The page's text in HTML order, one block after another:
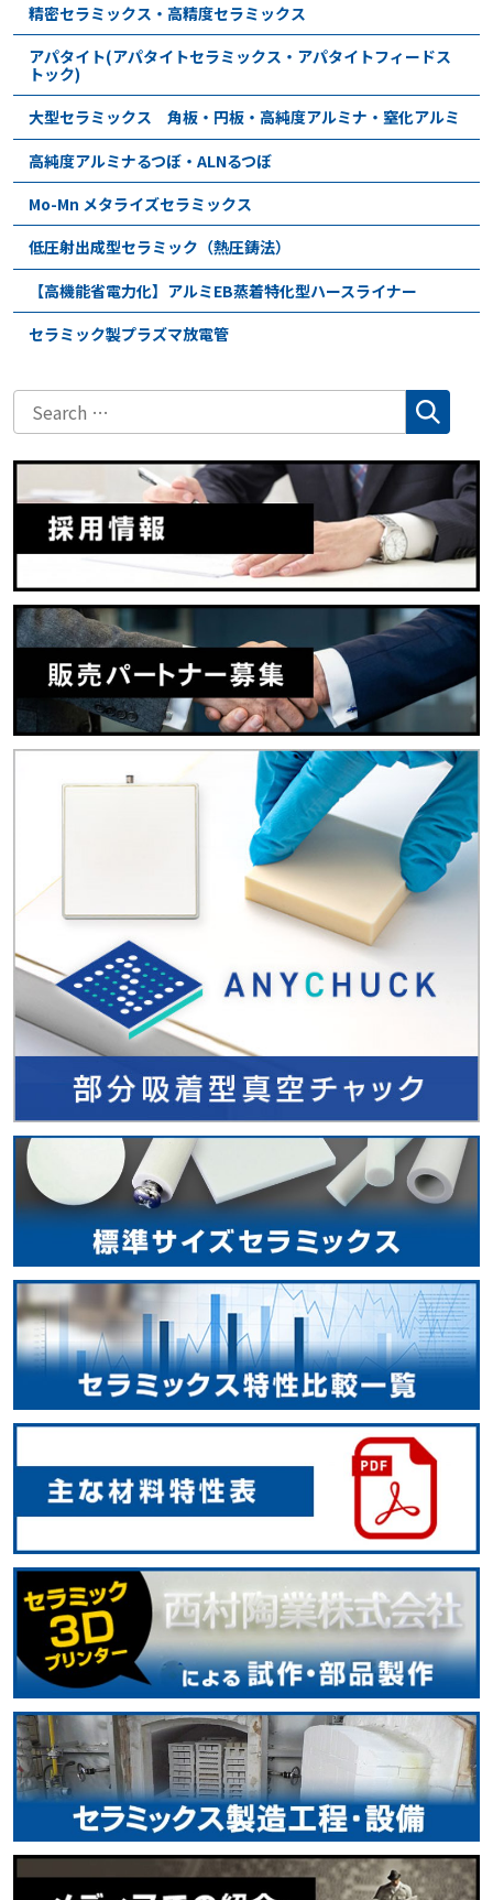
精密セラミックス・高精度セラミックス
アパタイト(アパタイトセラミックス・アパタイトフィードス
トック)
大型セラミックス 角板・円板・高純度アルミナ・窒化アルミ
高純度アルミナるつぼ・ALNるつぼ
Mo-Mn メタライズセラミックス
低圧射出成型セラミック（熱圧鋳法）
【高機能省電力化】アルミEB蒸着特化型ハースライナー
セラミック製プラズマ放電管